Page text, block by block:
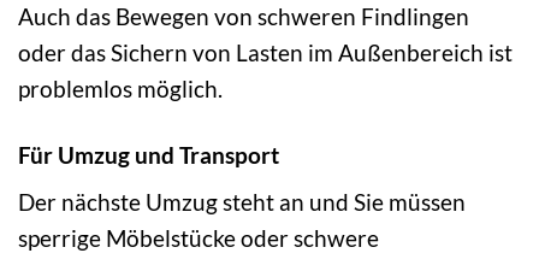
Auch das Bewegen von schweren Findlingen
oder das Sichern von Lasten im Außenbereich ist
problemlos möglich.
Für Umzug und Transport
Der nächste Umzug steht an und Sie müssen
sperrige Möbelstücke oder schwere